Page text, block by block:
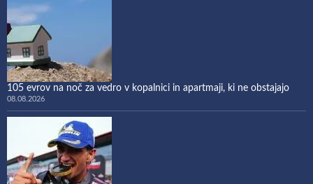
105 evrov na noč za vedro v kopalnici in apartmaji, ki ne obstajajo
08.08.2026